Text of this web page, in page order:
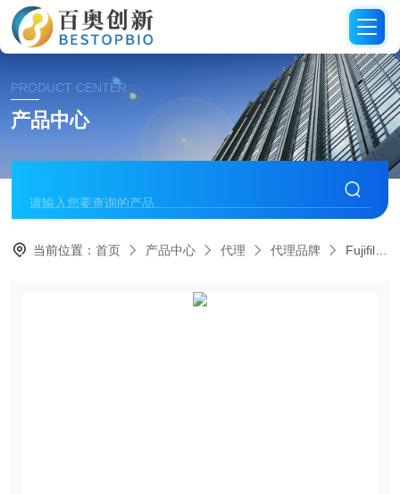
PRODUCT CENTER
产品中心
当前位置：首页 产品中心 代理 代理品牌 Fujifilm代理